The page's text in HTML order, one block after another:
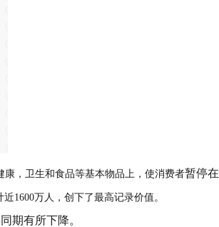
，卫生和食品等基本物品上，使消费者暂停在
近1600万人，创下了最高记录价值。
期有所下降。